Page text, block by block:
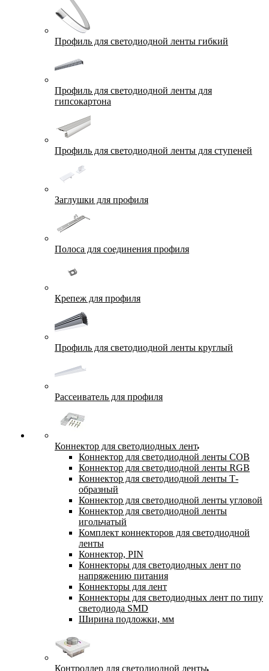
Профиль для светодиодной ленты гибкий
Профиль для светодиодной ленты для
гипсокартона
Профиль для светодиодной ленты для ступеней
Заглушки для профиля
Полоса для соединения профиля
Крепеж для профиля
Профиль для светодиодной ленты круглый
Рассеиватель для профиля
Коннектор для светодиодных лент
Коннектор для светодиодной ленты COB
Коннектор для светодиодной ленты RGB
Коннектор для светодиодной ленты Т-
образный
Коннектор для светодиодной ленты угловой
Коннектор для светодиодной ленты
игольчатый
Комплект коннекторов для светодиодной
ленты
Коннектор, PIN
Коннекторы для светодиодных лент по
напряжению питания
Коннекторы для лент
Коннекторы для светодиодных лент по типу
светодиода SMD
Ширина подложки, мм
Контроллер для светодиодной ленты